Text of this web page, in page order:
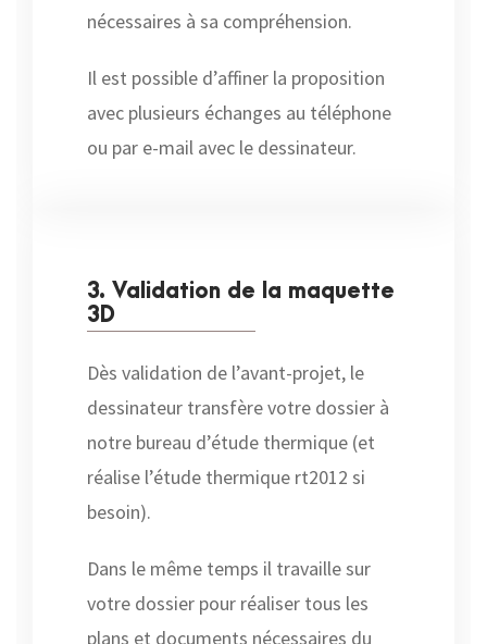
nécessaires à sa compréhension.
Il est possible d’affiner la proposition
avec plusieurs échanges au téléphone
ou par e-mail avec le dessinateur.
3. Validation de la maquette
3D
Dès validation de l’avant-projet, le
dessinateur transfère votre dossier à
notre bureau d’étude thermique (et
réalise l’étude thermique rt2012 si
besoin).
Dans le même temps il travaille sur
votre dossier pour réaliser tous les
plans et documents nécessaires du